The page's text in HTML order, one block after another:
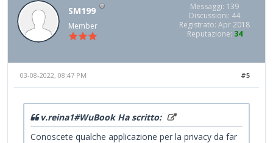
SM199
Member
Messaggi: 139
Discussioni: 44
Registrato: Apr 2018
Reputazione: 34
#5
03-08-2022, 08:47 PM
v.reina1#WuBook Ha scritto:
Conoscete qualche applicazione per la privacy da far